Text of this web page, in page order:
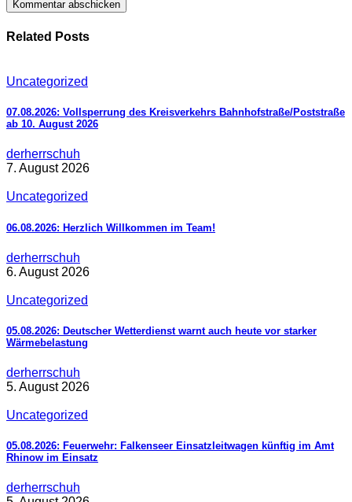
Related Posts
Uncategorized
07.08.2026: Vollsperrung des Kreisverkehrs Bahnhofstraße/Poststraße
ab 10. August 2026
derherrschuh
7. August 2026
Uncategorized
06.08.2026: Herzlich Willkommen im Team!
derherrschuh
6. August 2026
Uncategorized
05.08.2026: Deutscher Wetterdienst warnt auch heute vor starker
Wärmebelastung
derherrschuh
5. August 2026
Uncategorized
05.08.2026: Feuerwehr: Falkenseer Einsatzleitwagen künftig im Amt
Rhinow im Einsatz
derherrschuh